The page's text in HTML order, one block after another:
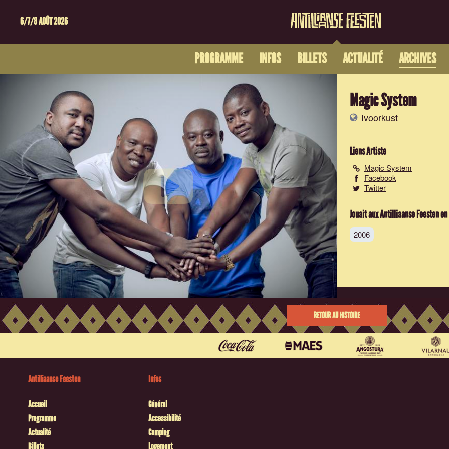
6/7/8 AOÛT 2026
PROGRAMME INFOS BILLETS ACTUALITÉ ARCHIVES
Magic System
Ivoorkust
Liens Artiste
Magic System
Facebook
Twitter
Jouait aux Antilliaanse Feesten en
2006
RETOUR AU HISTOIRE
Antilliaanse Feesten
Accueil
Programme
Actualité
Billets
Infos
Général
Accessibilité
Camping
Logement